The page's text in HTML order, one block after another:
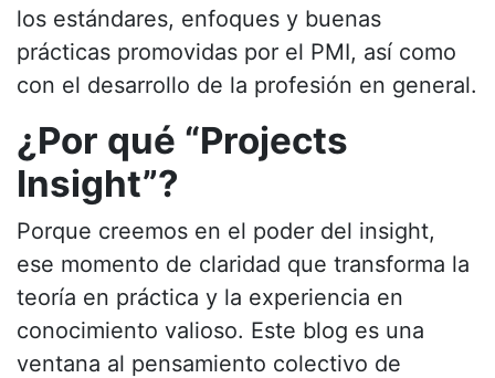
los estándares, enfoques y buenas
prácticas promovidas por el PMI, así como
con el desarrollo de la profesión en general.
¿Por qué “Projects
Insight”?
Porque creemos en el poder del insight,
ese momento de claridad que transforma la
teoría en práctica y la experiencia en
conocimiento valioso. Este blog es una
ventana al pensamiento colectivo de